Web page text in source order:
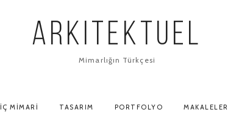
ARKITEKTUEL
Mimarlığın Türkçesi
İÇ MIMARI TASARIM PORTFOLYO MAKALELER